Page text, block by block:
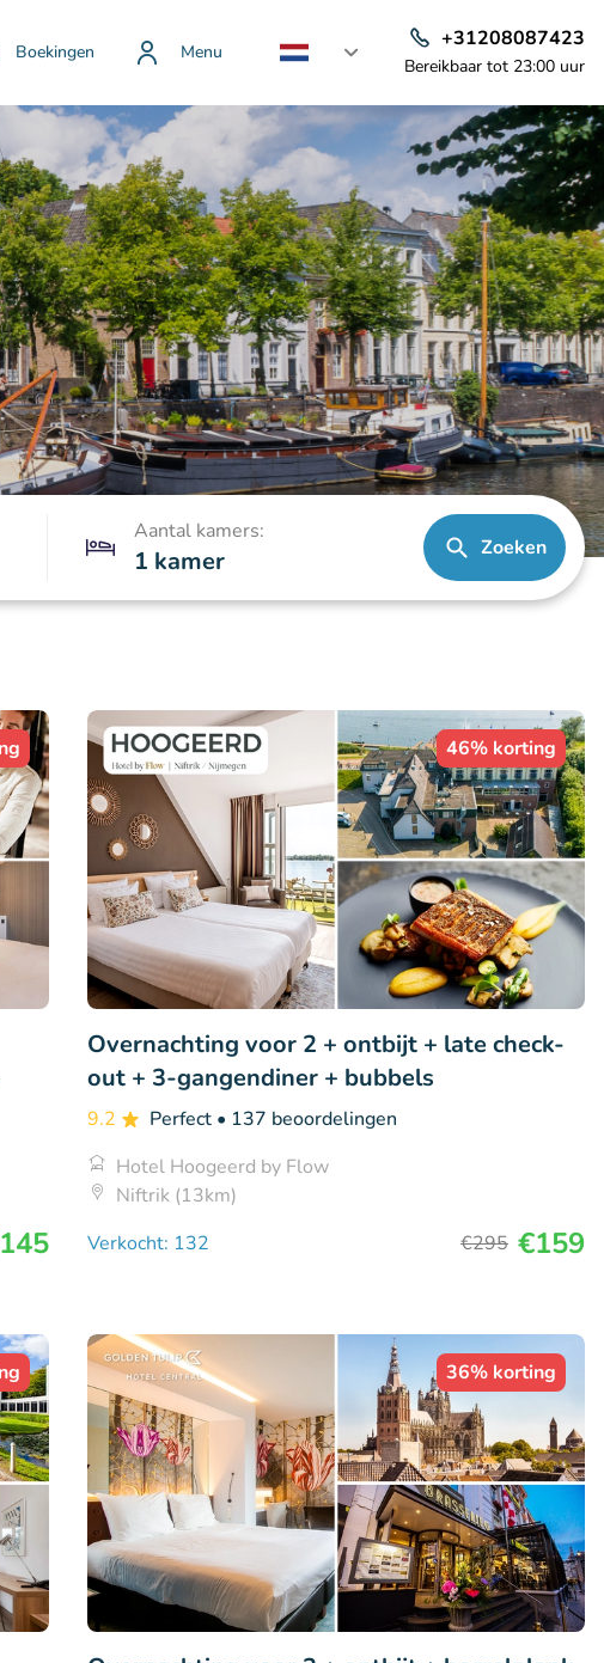
Boekingen Menu
+31208087423
Bereikbaar tot 23:00 uur
Aantal kamers:
1 kamer Zoeken
46% korting
Overnachting voor 2 + ontbijt + late check-
out + 3-gangendiner + bubbels
9.2 Perfect • 137 beoordelingen
Hotel Hoogeerd by Flow
Niftrik (13km)
Verkocht: 132
€295 €159
36% korting